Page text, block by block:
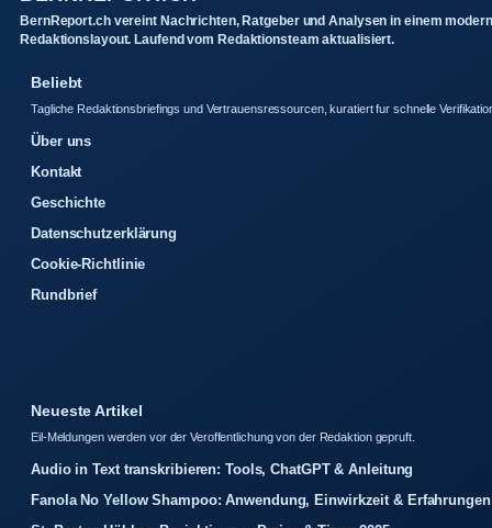
BernReport.ch vereint Nachrichten, Ratgeber und Analysen in einem
Redaktionslayout. Laufend vom Redaktionsteam aktualisiert.
Beliebt
Tagliche Redaktionsbriefings und Vertrauensressourcen, kuratiert fur schnelle
Über uns
Kontakt
Geschichte
Datenschutzerklärung
Cookie-Richtlinie
Rundbrief
Neueste Artikel
Eil-Meldungen werden vor der Veroffentlichung von der Redaktion gepruft.
Audio in Text transkribieren: Tools, ChatGPT & Anleitung
Fanola No Yellow Shampoo: Anwendung, Einwirkzeit & Erfahrungen